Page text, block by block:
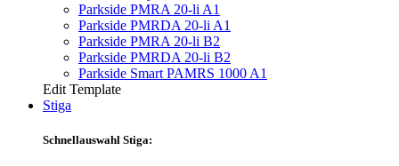
Parkside PMRA 20-li A1
Parkside PMRDA 20-li A1
Parkside PMRA 20-li B2
Parkside PMRDA 20-li B2
Parkside Smart PAMRS 1000 A1
Edit Template
Stiga
Schnellauswahl Stiga: